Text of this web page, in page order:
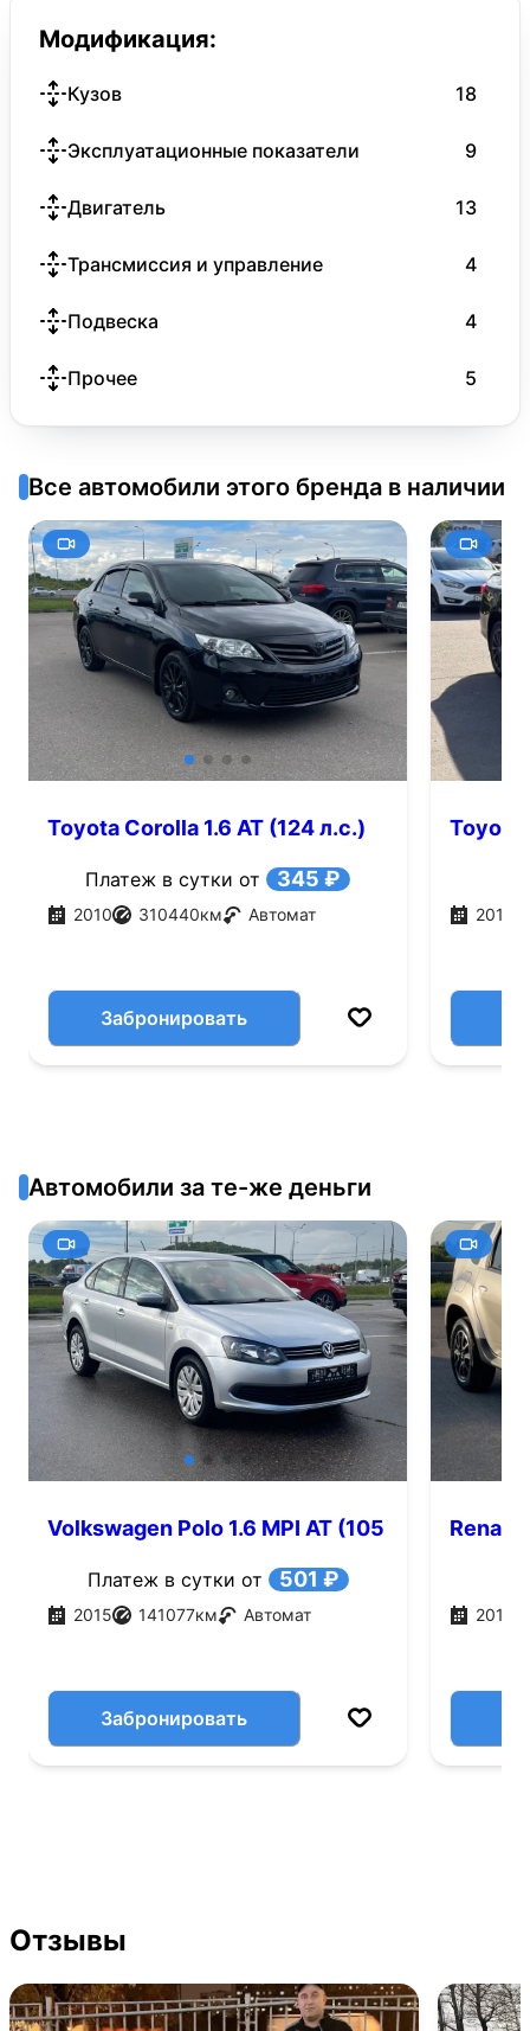
Модификация:
Кузов 18
Эксплуатационные показатели 9
Двигатель 13
Трансмиссия и управление 4
Подвеска 4
Прочее 5
Все автомобили этого бренда в наличии
Toyota Corolla 1.6 AT (124 л.с.)
Платеж в сутки от 345 ₽
2010 310440км Автомат
Забронировать
Toyota
2013
Автомобили за те-же деньги
Volkswagen Polo 1.6 MPI AT (105
Платеж в сутки от 501 ₽
2015 141077км Автомат
Забронировать
2016
Отзывы